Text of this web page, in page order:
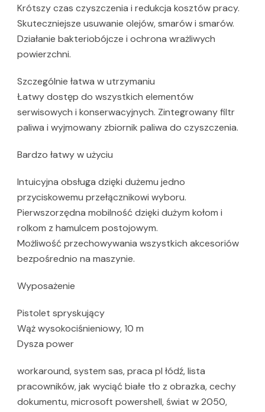
Krótszy czas czyszczenia i redukcja kosztów pracy.
Skuteczniejsze usuwanie olejów, smarów i smarów.
Działanie bakteriobójcze i ochrona wrażliwych
powierzchni.
Szczególnie łatwa w utrzymaniu
Łatwy dostęp do wszystkich elementów
serwisowych i konserwacyjnych. Zintegrowany filtr
paliwa i wyjmowany zbiornik paliwa do czyszczenia.
Bardzo łatwy w użyciu
Intuicyjna obsługa dzięki dużemu jedno
przyciskowemu przełącznikowi wyboru.
Pierwszorzędna mobilność dzięki dużym kołom i
rolkom z hamulcem postojowym.
Możliwość przechowywania wszystkich akcesoriów
bezpośrednio na maszynie.
Wyposażenie
Pistolet spryskujący
Wąż wysokociśnieniowy, 10 m
Dysza power
workaround, system sas, praca pl łódź, lista
pracowników, jak wyciąć białe tło z obrazka, cechy
dokumentu, microsoft powershell, świat w 2050,